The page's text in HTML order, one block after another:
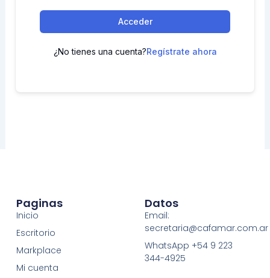
Acceder
¿No tienes una cuenta?Regístrate ahora
Paginas
Inicio
Escritorio
Markplace
Mi cuenta
Datos
Email:
secretaria@cafamar.com.ar
WhatsApp +54 9 223
344-4925